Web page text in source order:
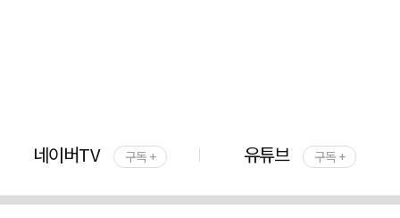
네이버TV 구독 + 유튜브 구독 +